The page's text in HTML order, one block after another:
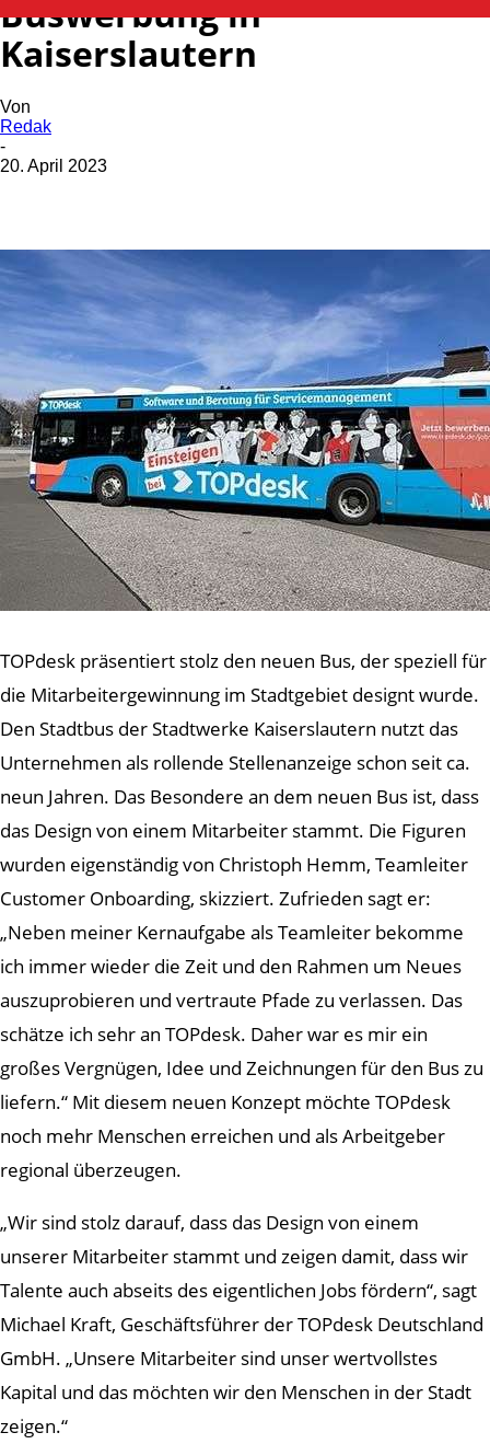
Buswerbung in
Kaiserslautern
Von
Redak
-
20. April 2023
TOPdesk präsentiert stolz den neuen Bus, der speziell für
die Mitarbeitergewinnung im Stadtgebiet designt wurde.
Den Stadtbus der Stadtwerke Kaiserslautern nutzt das
Unternehmen als rollende Stellenanzeige schon seit ca.
neun Jahren. Das Besondere an dem neuen Bus ist, dass
das Design von einem Mitarbeiter stammt. Die Figuren
wurden eigenständig von Christoph Hemm, Teamleiter
Customer Onboarding, skizziert. Zufrieden sagt er:
„Neben meiner Kernaufgabe als Teamleiter bekomme
ich immer wieder die Zeit und den Rahmen um Neues
auszuprobieren und vertraute Pfade zu verlassen. Das
schätze ich sehr an TOPdesk. Daher war es mir ein
großes Vergnügen, Idee und Zeichnungen für den Bus zu
liefern.“ Mit diesem neuen Konzept möchte TOPdesk
noch mehr Menschen erreichen und als Arbeitgeber
regional überzeugen.
„Wir sind stolz darauf, dass das Design von einem
unserer Mitarbeiter stammt und zeigen damit, dass wir
Talente auch abseits des eigentlichen Jobs fördern“, sagt
Michael Kraft, Geschäftsführer der TOPdesk Deutschland
GmbH. „Unsere Mitarbeiter sind unser wertvollstes
Kapital und das möchten wir den Menschen in der Stadt
zeigen.“